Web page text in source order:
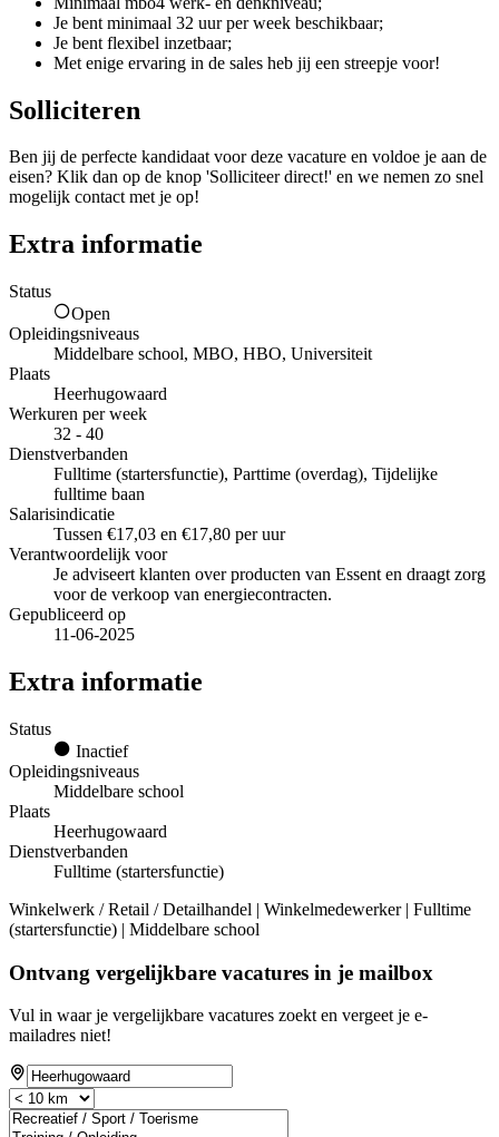
Je bent minimaal 32 uur per week beschikbaar;
Je bent flexibel inzetbaar;
Met enige ervaring in de sales heb jij een streepje voor!
Solliciteren
Ben jij de perfecte kandidaat voor deze vacature en voldoe je aan de
eisen? Klik dan op de knop 'Solliciteer direct!' en we nemen zo snel
mogelijk contact met je op!
Extra informatie
Status
Open
Opleidingsniveaus
Middelbare school, MBO, HBO, Universiteit
Plaats
Heerhugowaard
Werkuren per week
32 - 40
Dienstverbanden
Fulltime (startersfunctie), Parttime (overdag), Tijdelijke
fulltime baan
Salarisindicatie
Tussen €17,03 en €17,80 per uur
Verantwoordelijk voor
Je adviseert klanten over producten van Essent en draagt zorg
voor de verkoop van energiecontracten.
Gepubliceerd op
11-06-2025
Extra informatie
Status
Inactief
Opleidingsniveaus
Middelbare school
Plaats
Heerhugowaard
Dienstverbanden
Fulltime (startersfunctie)
Winkelwerk / Retail / Detailhandel | Winkelmedewerker | Fulltime
(startersfunctie) | Middelbare school
Ontvang vergelijkbare vacatures in je mailbox
Vul in waar je vergelijkbare vacatures zoekt en vergeet je e-
mailadres niet!